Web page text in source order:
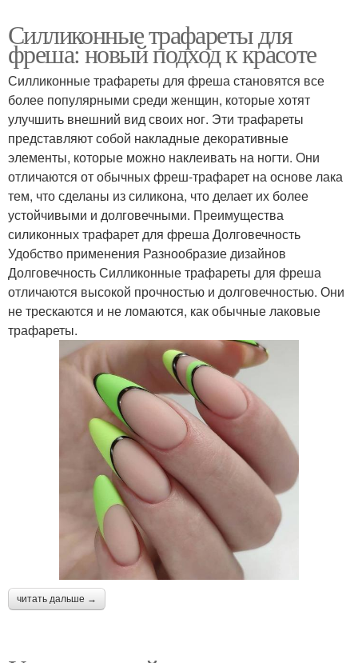
Силликонные трафареты для
фреша: новый подход к красоте
Силликонные трафареты для фреша становятся все
более популярными среди женщин, которые хотят
улучшить внешний вид своих ног. Эти трафареты
представляют собой накладные декоративные
элементы, которые можно наклеивать на ногти. Они
отличаются от обычных фреш-трафарет на основе лака
тем, что сделаны из силикона, что делает их более
устойчивыми и долговечными. Преимущества
силиконных трафарет для фреша Долговечность
Удобство применения Разнообразие дизайнов
Долговечность Силликонные трафареты для фреша
отличаются высокой прочностью и долговечностью. Они
не трескаются и не ломаются, как обычные лаковые
трафареты.
читать дальше →